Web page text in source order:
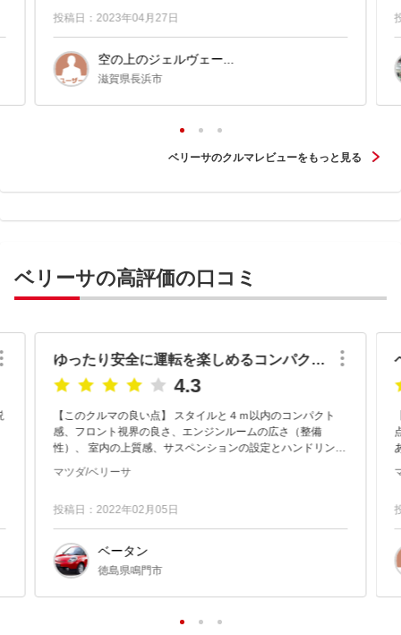
投稿日：2023年04月27日
空の上のジェルヴェー...
滋賀県長浜市
ベリーサのクルマレビューをもっと見る
ベリーサの高評価の口コミ
ゆったり安全に運転を楽しめるコンパクトカー！
4.3
【このクルマの良い点】 スタイルと４ｍ以内のコンパクト
感、フロント視界の良さ、エンジンルームの広さ（整備
性）、 室内の上質感、サスペンションの設定とハンドリング
りとした接地感...
マツダ/ベリーサ
投稿日：2022年02月05日
ベータン
徳島県鳴門市